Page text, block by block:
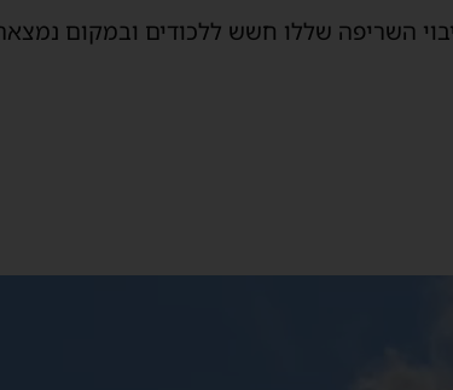
השריפה שללו חשש ללכודים ובמקום